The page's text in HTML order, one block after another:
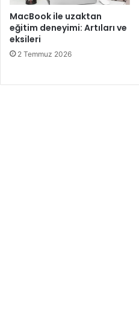
MacBook ile uzaktan
eğitim deneyimi: Artıları ve
eksileri
2 Temmuz 2026